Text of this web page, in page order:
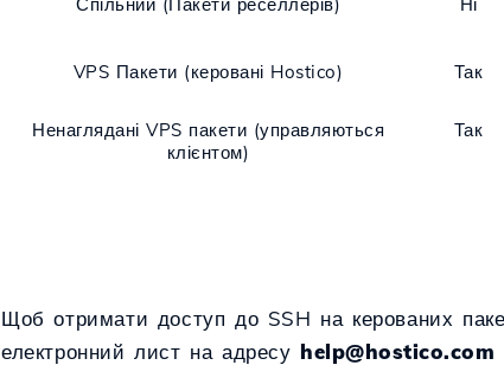
VPS Пакети (керовані Hostico)
Так
Ненаглядані VPS пакети (управляються
клієнтом)
Так
Щоб отримати доступ до SSH на керованих
електронний лист на адресу help@hostico.com